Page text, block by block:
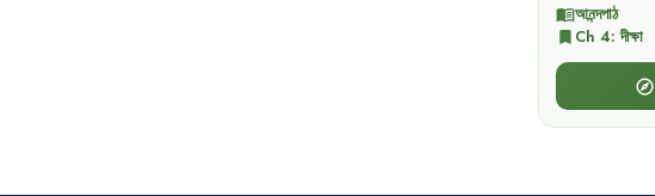
menu_bookআনন্দপাঠ
bookmark Ch 4:দীক্ষা
explore